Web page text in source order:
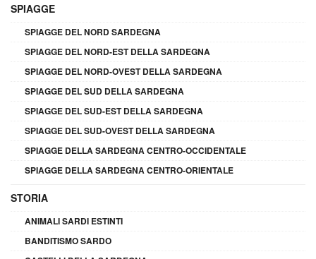
SPIAGGE
SPIAGGE DEL NORD SARDEGNA
SPIAGGE DEL NORD-EST DELLA SARDEGNA
SPIAGGE DEL NORD-OVEST DELLA SARDEGNA
SPIAGGE DEL SUD DELLA SARDEGNA
SPIAGGE DEL SUD-EST DELLA SARDEGNA
SPIAGGE DEL SUD-OVEST DELLA SARDEGNA
SPIAGGE DELLA SARDEGNA CENTRO-OCCIDENTALE
SPIAGGE DELLA SARDEGNA CENTRO-ORIENTALE
STORIA
ANIMALI SARDI ESTINTI
BANDITISMO SARDO